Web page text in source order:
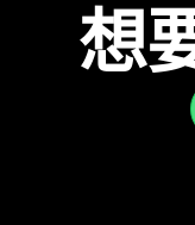
想